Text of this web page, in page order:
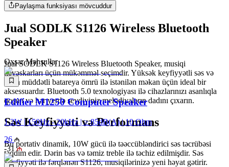
Paylaşma funksiyası mövcuddur
Jual SODLK S1126 Wireless Bluetooth
Speaker
Jual SODLK S1126 Wireless Bluetooth Speaker, musiqi
həvəskarları üçün mükəmməl seçimdir. Yüksək keyfiyyətli səs və
uzun müddətli batareya ömrü ilə istənilən məkan üçün ideal bir
aksessuardır. Bluetooth 5.0 texnologiyası ilə cihazlarınızı asanlıqla
qoşun və hər yerdə sevdiyiniz melodiyaların dadını çıxarın.
Səs Keyfiyyəti və Performans
Bu portativ dinamik, 10W gücü ilə təəccübləndirici səs təcrübəsi
təqdim edir. Dərin bas və təmiz treble ilə təchiz edilmişdir. Səs
keyfiyyəti ilə fərqlənən S1126, musiqilərinizə yeni həyat gətirir.
Oxşar Məhsullar
Edifier M1250 Computer Speaker
1.2W | 150Hz - 20kHz | ≥ 85dB(A) | 10 Ohm
26
-31